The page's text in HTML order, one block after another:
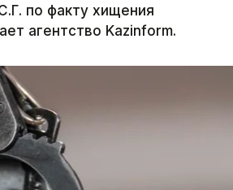
по факту хищения
агентство Kazinform.